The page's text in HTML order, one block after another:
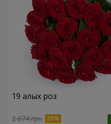
19 алых роз
2 074 грн